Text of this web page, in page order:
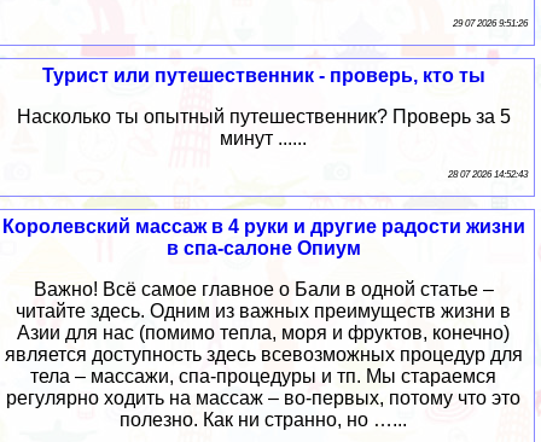
29 07 2026 9:51:26
Турист или путешественник - проверь, кто ты
Насколько ты опытный путешественник? Проверь за 5
минут ......
28 07 2026 14:52:43
Королевский массаж в 4 руки и другие радости жизни
в спа-салоне Опиум
Важно! Всё самое главное о Бали в одной статье –
читайте здесь. Одним из важных преимуществ жизни в
Азии для нас (помимо тепла, моря и фруктов, конечно)
является доступность здесь всевозможных процедур для
тела – массажи, спа-процедуры и тп. Мы стараемся
регулярно ходить на массаж – во-первых, потому что это
полезно. Как ни странно, но …...